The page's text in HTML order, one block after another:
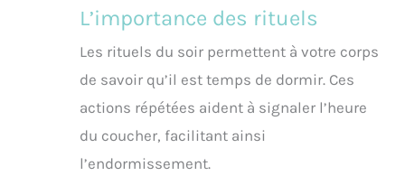
L’importance des rituels
Les rituels du soir permettent à votre corps
de savoir qu’il est temps de dormir. Ces
actions répétées aident à signaler l’heure
du coucher, facilitant ainsi
l’endormissement.